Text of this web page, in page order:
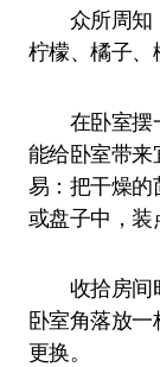
众所周知，
柠檬、橘子、
在卧室摆一
能给卧室带来
易：把干燥的
或盘子中，装
收拾房间时
卧室角落放
更换。